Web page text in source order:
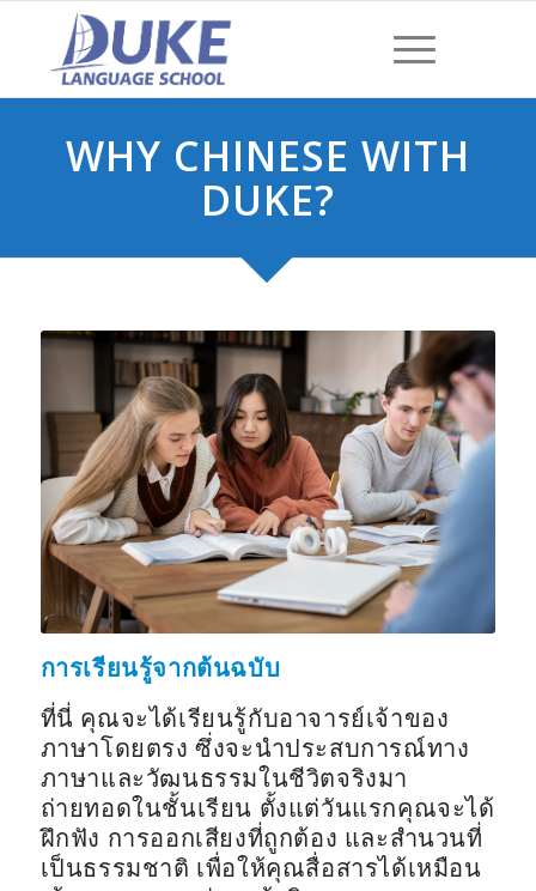
WHY CHINESE WITH
DUKE?
การเรียนรู้จากต้นฉบับ
ที่นี่ คุณจะได้เรียนรู้กับอาจารย์เจ้าของ
ภาษาโดยตรง ซึ่งจะนำประสบการณ์ทาง
ภาษาและวัฒนธรรมในชีวิตจริงมา
ถ่ายทอดในชั้นเรียน ตั้งแต่วันแรกคุณจะได้
ฝึกฟัง การออกเสียงที่ถูกต้อง และสำนวนที่
เป็นธรรมชาติ เพื่อให้คุณสื่อสารได้เหมือน